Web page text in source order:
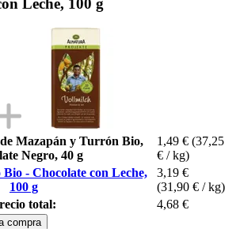
Leche, 100 g
Mazapán y Turrón Bio,
Negro, 40 g
1,49 € (37,25
€ / kg)
- Chocolate con Leche,
100 g
3,19 €
(31,90 € / kg)
total:
4,68 €
compra